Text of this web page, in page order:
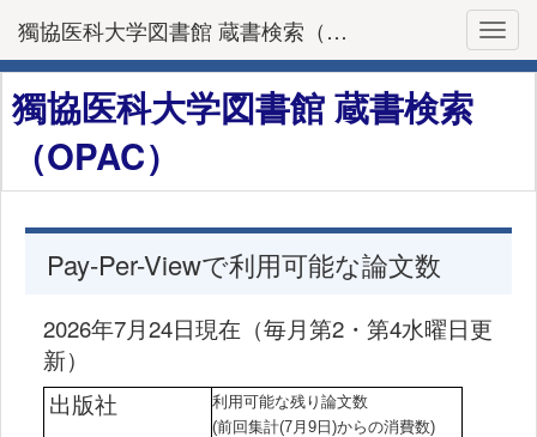
獨協医科大学図書館 蔵書検索（OPAC）
獨協医科大学図書館 蔵書検索
（OPAC）
Pay-Per-Viewで利用可能な論文数
2026年7月24日現在（毎月第2・第4水曜日更
新）
出版社
利用可能な残り論文数
(前回集計(7月9日)からの消費数)